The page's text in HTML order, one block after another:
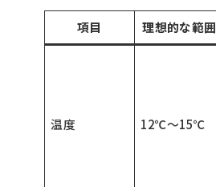
項目 理想的な範囲
温度 12℃～15℃